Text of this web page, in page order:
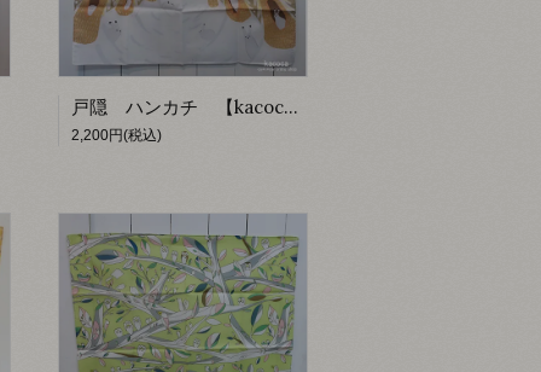
戸隠 ハンカチ 【kacoca】
2,200円(税込)